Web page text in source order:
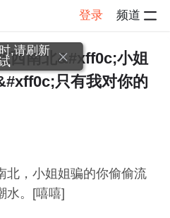
登录 频道
帖子详情
西南北&#xff0c;小姐
只有我对你的
北，小姐姐骗的你偷偷流
水。[嘻嘻]
,请刷新